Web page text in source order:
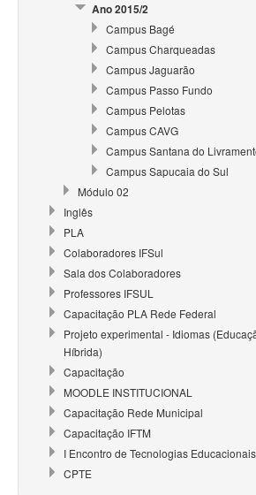
Ano 2015/2
Campus Bagé
Campus Charqueadas
Campus Jaguarão
Campus Passo Fundo
Campus Pelotas
Campus CAVG
Campus Santana do
Campus Sapucaia do Sul
Módulo 02
Inglês
PLA
Colaboradores IFSul
Sala dos Colaboradores
Professores IFSUL
Capacitação PLA Rede Federal
Projeto experimental - Idiomas
Híbrida)
Capacitação
MOODLE INSTITUCIONAL
Capacitação Rede Municipal
Capacitação IFTM
I Encontro de Tecnologias Educacionais
CPTE